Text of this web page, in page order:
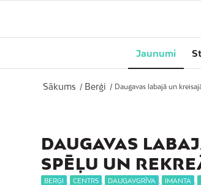
Jaunumi
Sākums / Berģi / Daugavas labajā un
DAUGAVAS
SPĒĻU UN
BERĢI CENTRS DAUGAVGRĪVA IMANTA